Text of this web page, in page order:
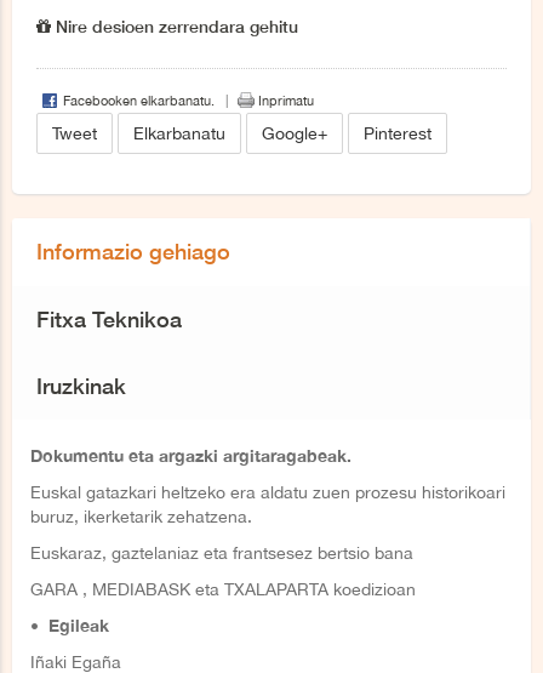
Nire desioen zerrendara gehitu
Facebooken elkarbanatu. Inprimatu
Tweet Elkarbanatu Google+ Pinterest
Informazio gehiago
Fitxa Teknikoa
Iruzkinak
Dokumentu eta argazki argitaragabeak.
Euskal gatazkari heltzeko era aldatu zuen prozesu historikoari
buruz, ikerketarik zehatzena.
Euskaraz, gaztelaniaz eta frantsesez bertsio bana
GARA , MEDIABASK eta TXALAPARTA koedizioan
• Egileak
Iñaki Egaña